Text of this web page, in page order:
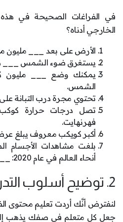
في الفراغات الصحيحة في هذه
الخارجي أدناه؟
الأرض على بعد ___
يستغرق ضوء الشمس ___
يمكنك وضع ___ مليون
الشمس.
تحتوي مجرة ​​درب التبانة
تصل درجات حرارة
فهرنهايت.
أكبر كويكب معروف يبلغ
بلغت مشاهدات الأجسام
أنحاء العالم في عام 2020: ___ ألفاً.
2. توضيح أسلوب التدريس:
لنفترض أنَّك أردت تعليم محتوى